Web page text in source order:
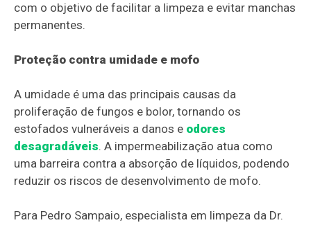
com o objetivo de facilitar a limpeza e evitar manchas
permanentes.
Proteção contra umidade e mofo
A umidade é uma das principais causas da
proliferação de fungos e bolor, tornando os
estofados vulneráveis a danos e odores
desagradáveis. A impermeabilização atua como
uma barreira contra a absorção de líquidos, podendo
reduzir os riscos de desenvolvimento de mofo.
Para Pedro Sampaio, especialista em limpeza da Dr.